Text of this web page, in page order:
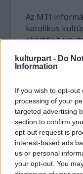
kulturpart - Do
Information
If you wish to opt-
processing of your
targeted advertising
section to confirm
opt-out request is
interest-based ads
us or personal
your opt-out. You
Az MTI
katolikus
akarták
A katolikus
testvérek Bt.
telefonon
levetítenék a
amikor a
megállapodott
erről.
A
szerdán